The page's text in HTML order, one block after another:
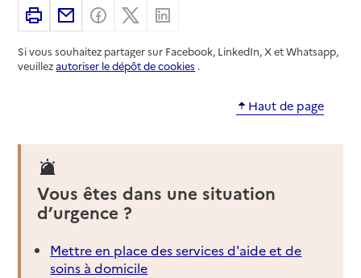
ImprimerPartager par email
Partager sur Facebook
Partager sur X
Si vous souhaitez partager sur Facebook, LinkedIn, X et Whatsapp,
veuillezautoriser le dépôt de cookies .
Haut de page
Vous êtes dans une situation
d’urgence ?
Mettre en place des services d'aide et de
soins à domicile